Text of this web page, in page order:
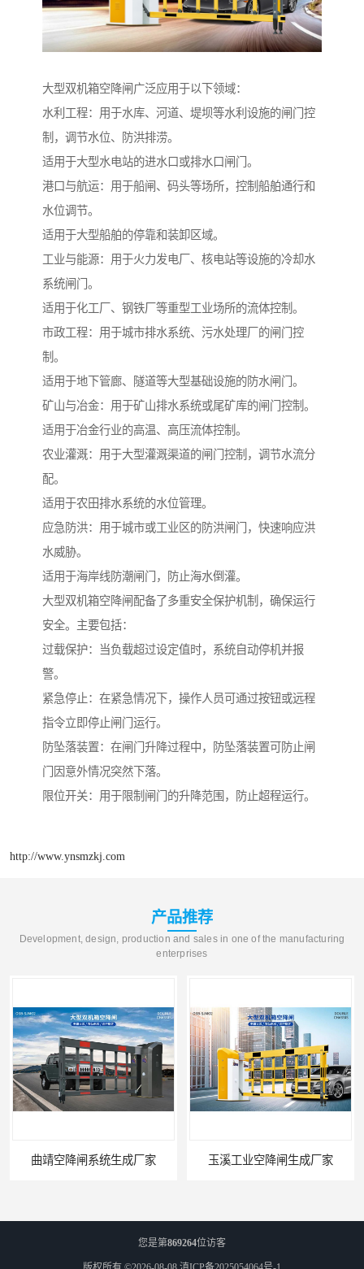
大型双机箱空降闸广泛应用于以下领域：
水利工程：用于水库、河道、堤坝等水利设施的闸门控
制，调节水位、防洪排涝。
适用于大型水电站的进水口或排水口闸门。
港口与航运：用于船闸、码头等场所，控制船舶通行和
水位调节。
适用于大型船舶的停靠和装卸区域。
工业与能源：用于火力发电厂、核电站等设施的冷却水
系统闸门。
适用于化工厂、钢铁厂等重型工业场所的流体控制。
市政工程：用于城市排水系统、污水处理厂的闸门控
制。
适用于地下管廊、隧道等大型基础设施的防水闸门。
矿山与冶金：用于矿山排水系统或尾矿库的闸门控制。
适用于冶金行业的高温、高压流体控制。
农业灌溉：用于大型灌溉渠道的闸门控制，调节水流分
配。
适用于农田排水系统的水位管理。
应急防洪：用于城市或工业区的防洪闸门，快速响应洪
水威胁。
适用于海岸线防潮闸门，防止海水倒灌。
大型双机箱空降闸配备了多重安全保护机制，确保运行
安全。主要包括：
过载保护：当负载超过设定值时，系统自动停机并报
警。
紧急停止：在紧急情况下，操作人员可通过按钮或远程
指令立即停止闸门运行。
防坠落装置：在闸门升降过程中，防坠落装置可防止闸
门因意外情况突然下落。
限位开关：用于限制闸门的升降范围，防止超程运行。
http://www.ynsmzkj.com
产品推荐
Development, design, production and sales in one of the manufacturing
enterprises
曲靖空降闸系统生成厂家 玉溪工业空降闸生成厂家
您是第869264位访客